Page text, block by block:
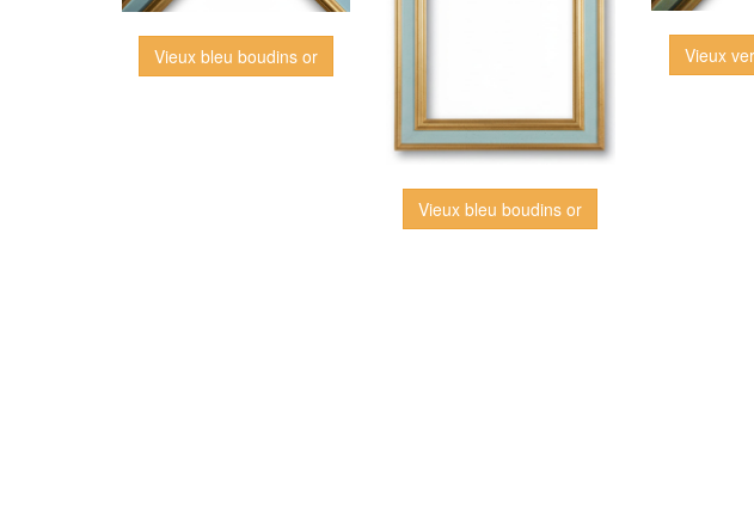
Vieux bleu boudins or
Vieux bleu boudins or
Vieux